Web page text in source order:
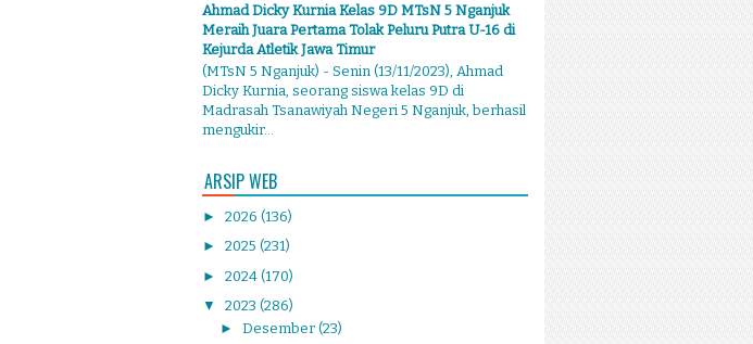
Ahmad Dicky Kurnia Kelas 9D MTsN 5 Nganjuk
Meraih Juara Pertama Tolak Peluru Putra U-16 di
Kejurda Atletik Jawa Timur
(MTsN 5 Nganjuk) - Senin (13/11/2023), Ahmad
Dicky Kurnia, seorang siswa kelas 9D di
Madrasah Tsanawiyah Negeri 5 Nganjuk, berhasil
mengukir...
ARSIP WEB
► 2026 (136)
► 2025 (231)
► 2024 (170)
▼ 2023 (286)
► Desember (23)